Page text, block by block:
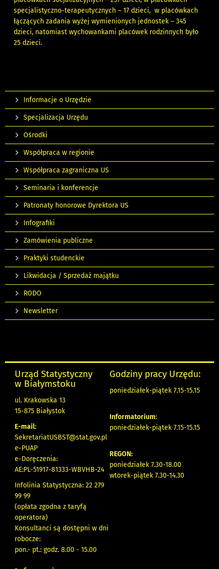
specjalistyczno-terapeutycznych – 17 dzieci, w placówkach
łączących zadania wyżej wymienionych jednostek – 345
dzieci, natomiast wychowankami placówek rodzinnych było
25 dzieci.
Informacje o Urzędzie
Specjalizacja Urzędu
Ośrodki
Współpraca w regionie
Współpraca zagraniczna US
Seminaria i konferencje
Patronaty honorowe Dyrektora US
Infografiki
Zamówienia publiczne
Praktyki studenckie
Likwidacja / Sprzedaż majątku
RODO
Newsletter
Urząd Statystyczny
w Białymstoku
ul. Krakowska 13
15-875 Białystok
E-mail:
SekretariatUSBST@stat.gov.pl
e-PUAP
e-Doręczenia:
AE:PL-51917-81333-WBVHB-24
Infolinia Statystyczna: 22 279
99 99
(opłata zgodna z taryfą
operatora)
Konsultanci są dostępni w dni
robocze:
pon.- pt.: godz. 8.00 - 15.00
Godziny pracy Urzędu:
poniedziałek-piątek 7.15-15.15
Informatorium:
poniedziałek-piątek 7.15-15.15
REGON:
poniedziałek 7.30-18.00
wtorek-piątek 7.30-14.30